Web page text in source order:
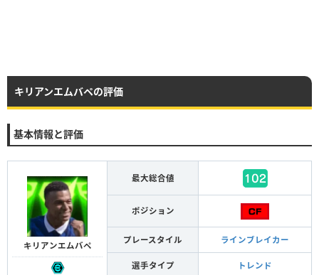
キリアンエムバペの評価
基本情報と評価
キリアンエムバペ
最大総合値
ポジション
プレースタイル ラインブレイカー
選手タイプ トレンド